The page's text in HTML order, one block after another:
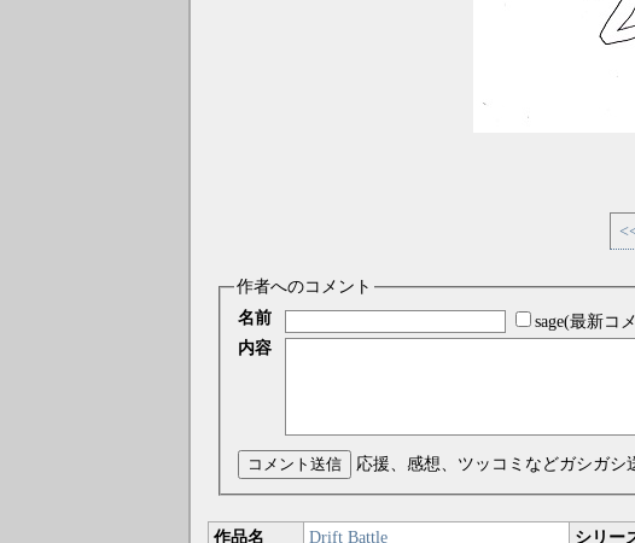
作者へのコメント
名前
sage(最新コ
内容
コメント送信 応援、感想、ツッコミなどガシガシ
作品名 Drift Battle シリー